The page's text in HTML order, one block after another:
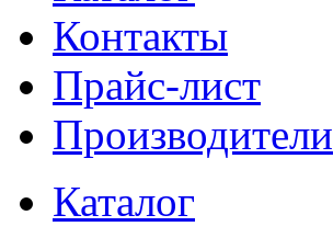
Контакты
Прайс-лист
Производители
Каталог